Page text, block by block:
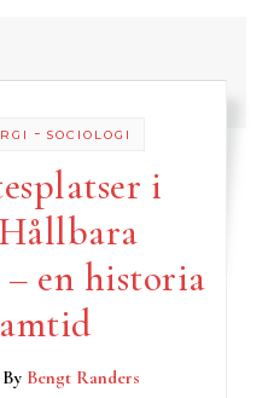
- SOCIOLOGI
i
en historia
Bengt Randers